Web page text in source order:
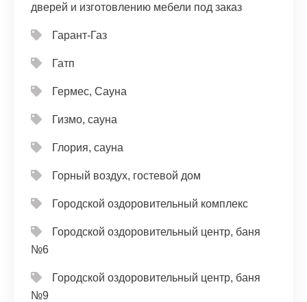
дверей и изготовлению мебели под заказ
Гарант-Газ
Гатп
Гермес, Сауна
Гизмо, сауна
Глория, сауна
Горный воздух, гостевой дом
Городской оздоровительный комплекс
Городской оздоровительный центр, баня
№6
Городской оздоровительный центр, баня
№9